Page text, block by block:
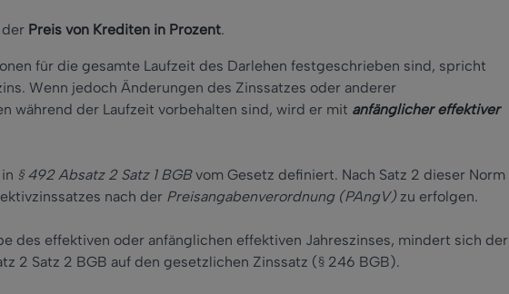
Preis von Krediten in Prozent.
für die gesamte Laufzeit des Darlehen festgeschrieben sind, spricht
Wenn jedoch Änderungen des Zinssatzes oder anderer
während der Laufzeit vorbehalten sind, wird er mit anfänglicher effektiver
§ 492 Absatz 2 Satz 1 BGBvom Gesetz definiert. Nach Satz 2 dieser Norm
nach der Preisangabenverordnung (PAngV) zu erfolgen.
des effektiven oder anfänglichen effektiven Jahreszinses, mindert sich der
2 Satz 2 BGB auf den gesetzlichen Zinssatz (§ 246 BGB).